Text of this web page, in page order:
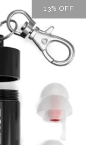
13% OFF